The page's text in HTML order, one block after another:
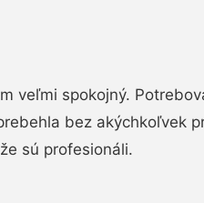
veľmi spokojný.
bez akýchkoľvek
sú profesionáli.